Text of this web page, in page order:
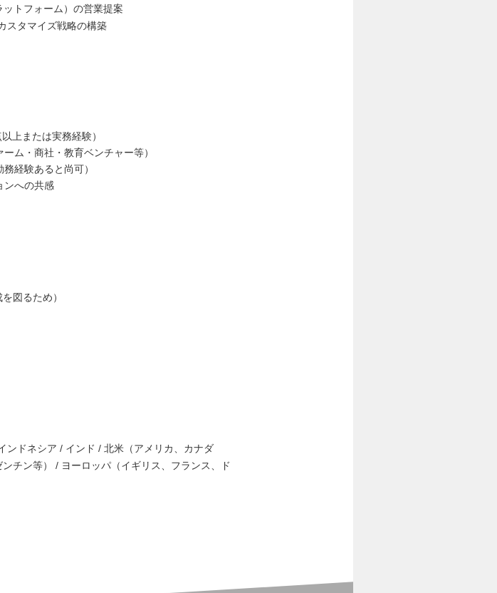
ットフォーム）の営業提案
スタマイズ戦略の構築
上または実務経験）
ム・商社・教育ベンチャー等）
経験あると尚可）
ンへの共感
図るため）
ンドネシア / インド / 北米（アメリカ、カナダ
チン等） / ヨーロッパ（イギリス、フランス、ド